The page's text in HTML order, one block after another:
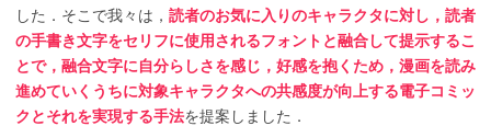
した．そこで我々は， 読者のお気に入りのキャラクタに対し，読者
の手書き文字をセリフに使用されるフォントと融合して提示するこ
とで，融合文字に自分らしさを感じ，好感を抱くため，漫画を読み
進めていくうちに対象キャラクタへの共感度が向上する電子コミッ
クとそれを実現する手法を提案しました．